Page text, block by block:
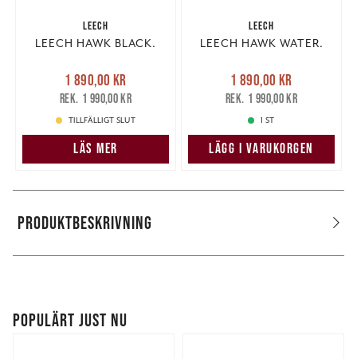
LEECH
LEECH HAWK BLACK.
Nuvarande pris
1 890,00 krTidigare pris
1 990,00 kr
1 890,00 kr
1 990,00 kr
TILLFÄLLIGT SLUT
LÄS MER
LEECH
LEECH HAWK WATER.
Nuvarande pris
1 890,00 krTidigare pris
1 990,00 kr
1 890,00 kr
1 990,00 kr
1 ST
LÄGG I VARUKORGEN
PRODUKTBESKRIVNING
POPULÄRT JUST NU